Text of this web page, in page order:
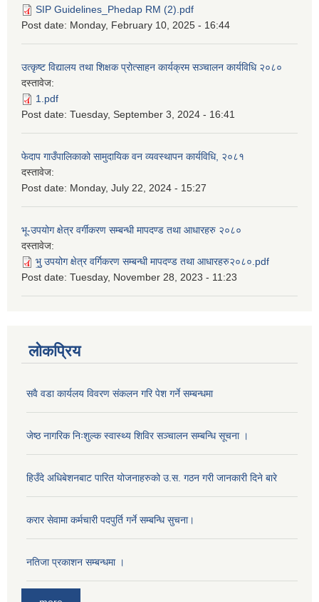
SIP Guidelines_Phedap RM (2).pdf
Post date: Monday, February 10, 2025 - 16:44
उत्कृष्ट विद्यालय तथा शिक्षक प्रोत्साहन कार्यक्रम सञ्चालन कार्यविधि २०८०
दस्तावेज:
1.pdf
Post date: Tuesday, September 3, 2024 - 16:41
फेदाप गाउँपालिकाको सामुदायिक वन व्यवस्थापन कार्यविधि, २०८१
दस्तावेज:
Post date: Monday, July 22, 2024 - 15:27
भू-उपयोग क्षेत्र वर्गीकरण सम्बन्धी मापदण्ड तथा आधारहरु २०८०
दस्तावेज:
भु॒ उपयोग क्षेत्र वर्गिकरण सम्बन्धी मापदण्ड तथा आधारहरु२०८०.pdf
Post date: Tuesday, November 28, 2023 - 11:23
लोकप्रिय
सवै वडा कार्यलय विवरण संकलन गरि पेश गर्ने सम्बन्धमा
जेष्ठ नागरिक निःशुल्क स्वास्थ्य शिविर सञ्चालन सम्बन्धि सूचना ।
हिउँदे अधिबेशनबाट पारित योजनाहरुको उ.स. गठन गरी जानकारी दिने बारे
करार सेवामा कर्मचारी पदपुर्ति गर्ने सम्बन्धि सुचना।
नतिजा प्रकाशन सम्बन्धमा ।